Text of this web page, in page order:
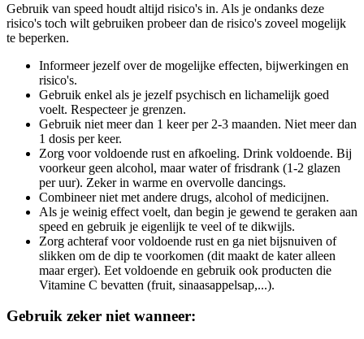
Gebruik van speed houdt altijd risico's in. Als je ondanks deze
risico's toch wilt gebruiken probeer dan de risico's zoveel mogelijk
te beperken.
Informeer jezelf over de mogelijke effecten, bijwerkingen en
risico's.
Gebruik enkel als je jezelf psychisch en lichamelijk goed
voelt. Respecteer je grenzen.
Gebruik niet meer dan 1 keer per 2-3 maanden. Niet meer dan
1 dosis per keer.
Zorg voor voldoende rust en afkoeling. Drink voldoende. Bij
voorkeur geen alcohol, maar water of frisdrank (1-2 glazen
per uur). Zeker in warme en overvolle dancings.
Combineer niet met andere drugs, alcohol of medicijnen.
Als je weinig effect voelt, dan begin je gewend te geraken aan
speed en gebruik je eigenlijk te veel of te dikwijls.
Zorg achteraf voor voldoende rust en ga niet bijsnuiven of
slikken om de dip te voorkomen (dit maakt de kater alleen
maar erger). Eet voldoende en gebruik ook producten die
Vitamine C bevatten (fruit, sinaasappelsap,...).
Gebruik zeker niet wanneer: